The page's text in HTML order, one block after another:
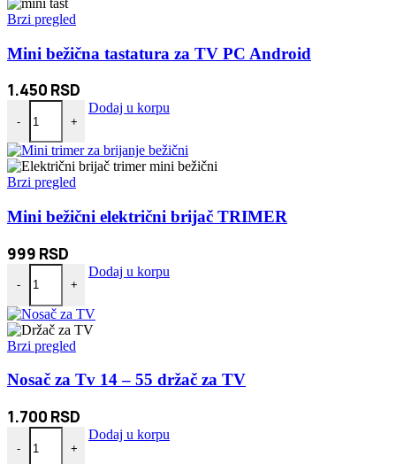
Brzi pregled
Mini bežična tastatura za TV PC Android
1.450 RSD
-
Mini bežična tastatura za TV PC Android količina
+
Dodaj u korpu
Brzi pregled
Mini bežični električni brijač TRIMER
999 RSD
-
Mini bežični električni brijač TRIMER količina
+
Dodaj u korpu
Brzi pregled
Nosač za Tv 14 – 55 držač za TV
1.700 RSD
-
Nosač za Tv 14 - 55 držač za TV količina
+
Dodaj u korpu